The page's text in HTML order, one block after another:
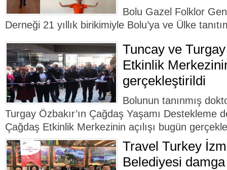
Bolu Gazel Folklor
Derneği 21 yıllık birikimiyle Bolu’ya ve Ülke
Tuncay ve
Etkinlik
gerçekleştirildi
Bolunun tanınmış
Turgay Özbakır’ın Çağdaş Yaşamı Destekleme
Çağdaş Etkinlik Merkezinin açılışı bugün
Travel Turkey
Belediyesi